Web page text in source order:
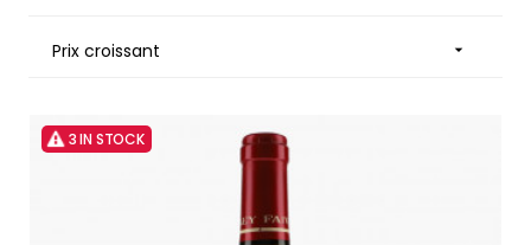
Prix croissant 
3 IN STOCK